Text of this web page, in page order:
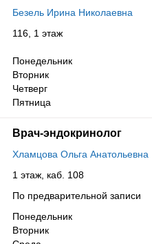
Безель Ирина Николаевна
116, 1 этаж
Понедельник
Вторник
Четверг
Пятница
Врач-эндокринолог
Хламцова Ольга Анатольевна
1 этаж, каб. 108
По предварительной записи
Понедельник
Вторник